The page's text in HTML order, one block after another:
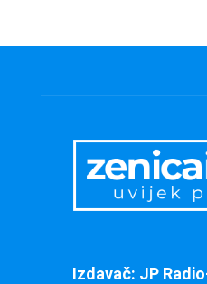
Izdavač: JP